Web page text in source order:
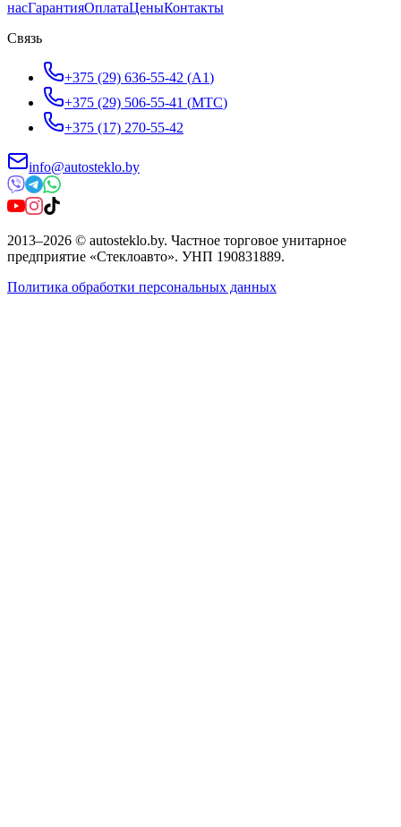
насГарантияОплатаЦеныКонтакты
Связь
+375 (29) 636-55-42 (A1)
+375 (29) 506-55-41 (МТС)
+375 (17) 270-55-42
info@autosteklo.by
2013–2026 © autosteklo.by. Частное торговое унитарное
предприятие «Стеклоавто». УНП 190831889.
Политика обработки персональных данных